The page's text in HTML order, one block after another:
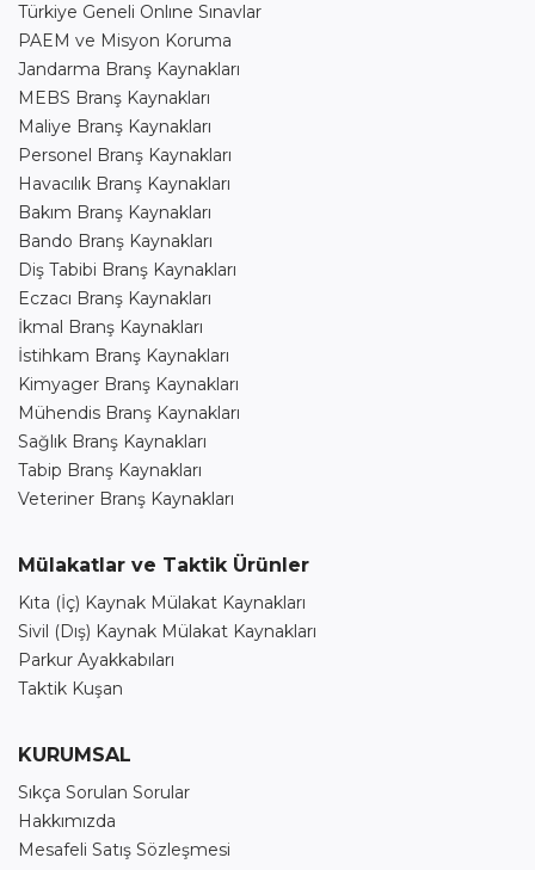
Türkiye Geneli Onlıne Sınavlar
PAEM ve Misyon Koruma
Jandarma Branş Kaynakları
MEBS Branş Kaynakları
Maliye Branş Kaynakları
Personel Branş Kaynakları
Havacılık Branş Kaynakları
Bakım Branş Kaynakları
Bando Branş Kaynakları
Diş Tabibi Branş Kaynakları
Eczacı Branş Kaynakları
İkmal Branş Kaynakları
İstihkam Branş Kaynakları
Kimyager Branş Kaynakları
Mühendis Branş Kaynakları
Sağlık Branş Kaynakları
Tabip Branş Kaynakları
Veteriner Branş Kaynakları
Mülakatlar ve Taktik Ürünler
Kıta (İç) Kaynak Mülakat Kaynakları
Sivil (Dış) Kaynak Mülakat Kaynakları
Parkur Ayakkabıları
Taktik Kuşan
KURUMSAL
Sıkça Sorulan Sorular
Hakkımızda
Mesafeli Satış Sözleşmesi